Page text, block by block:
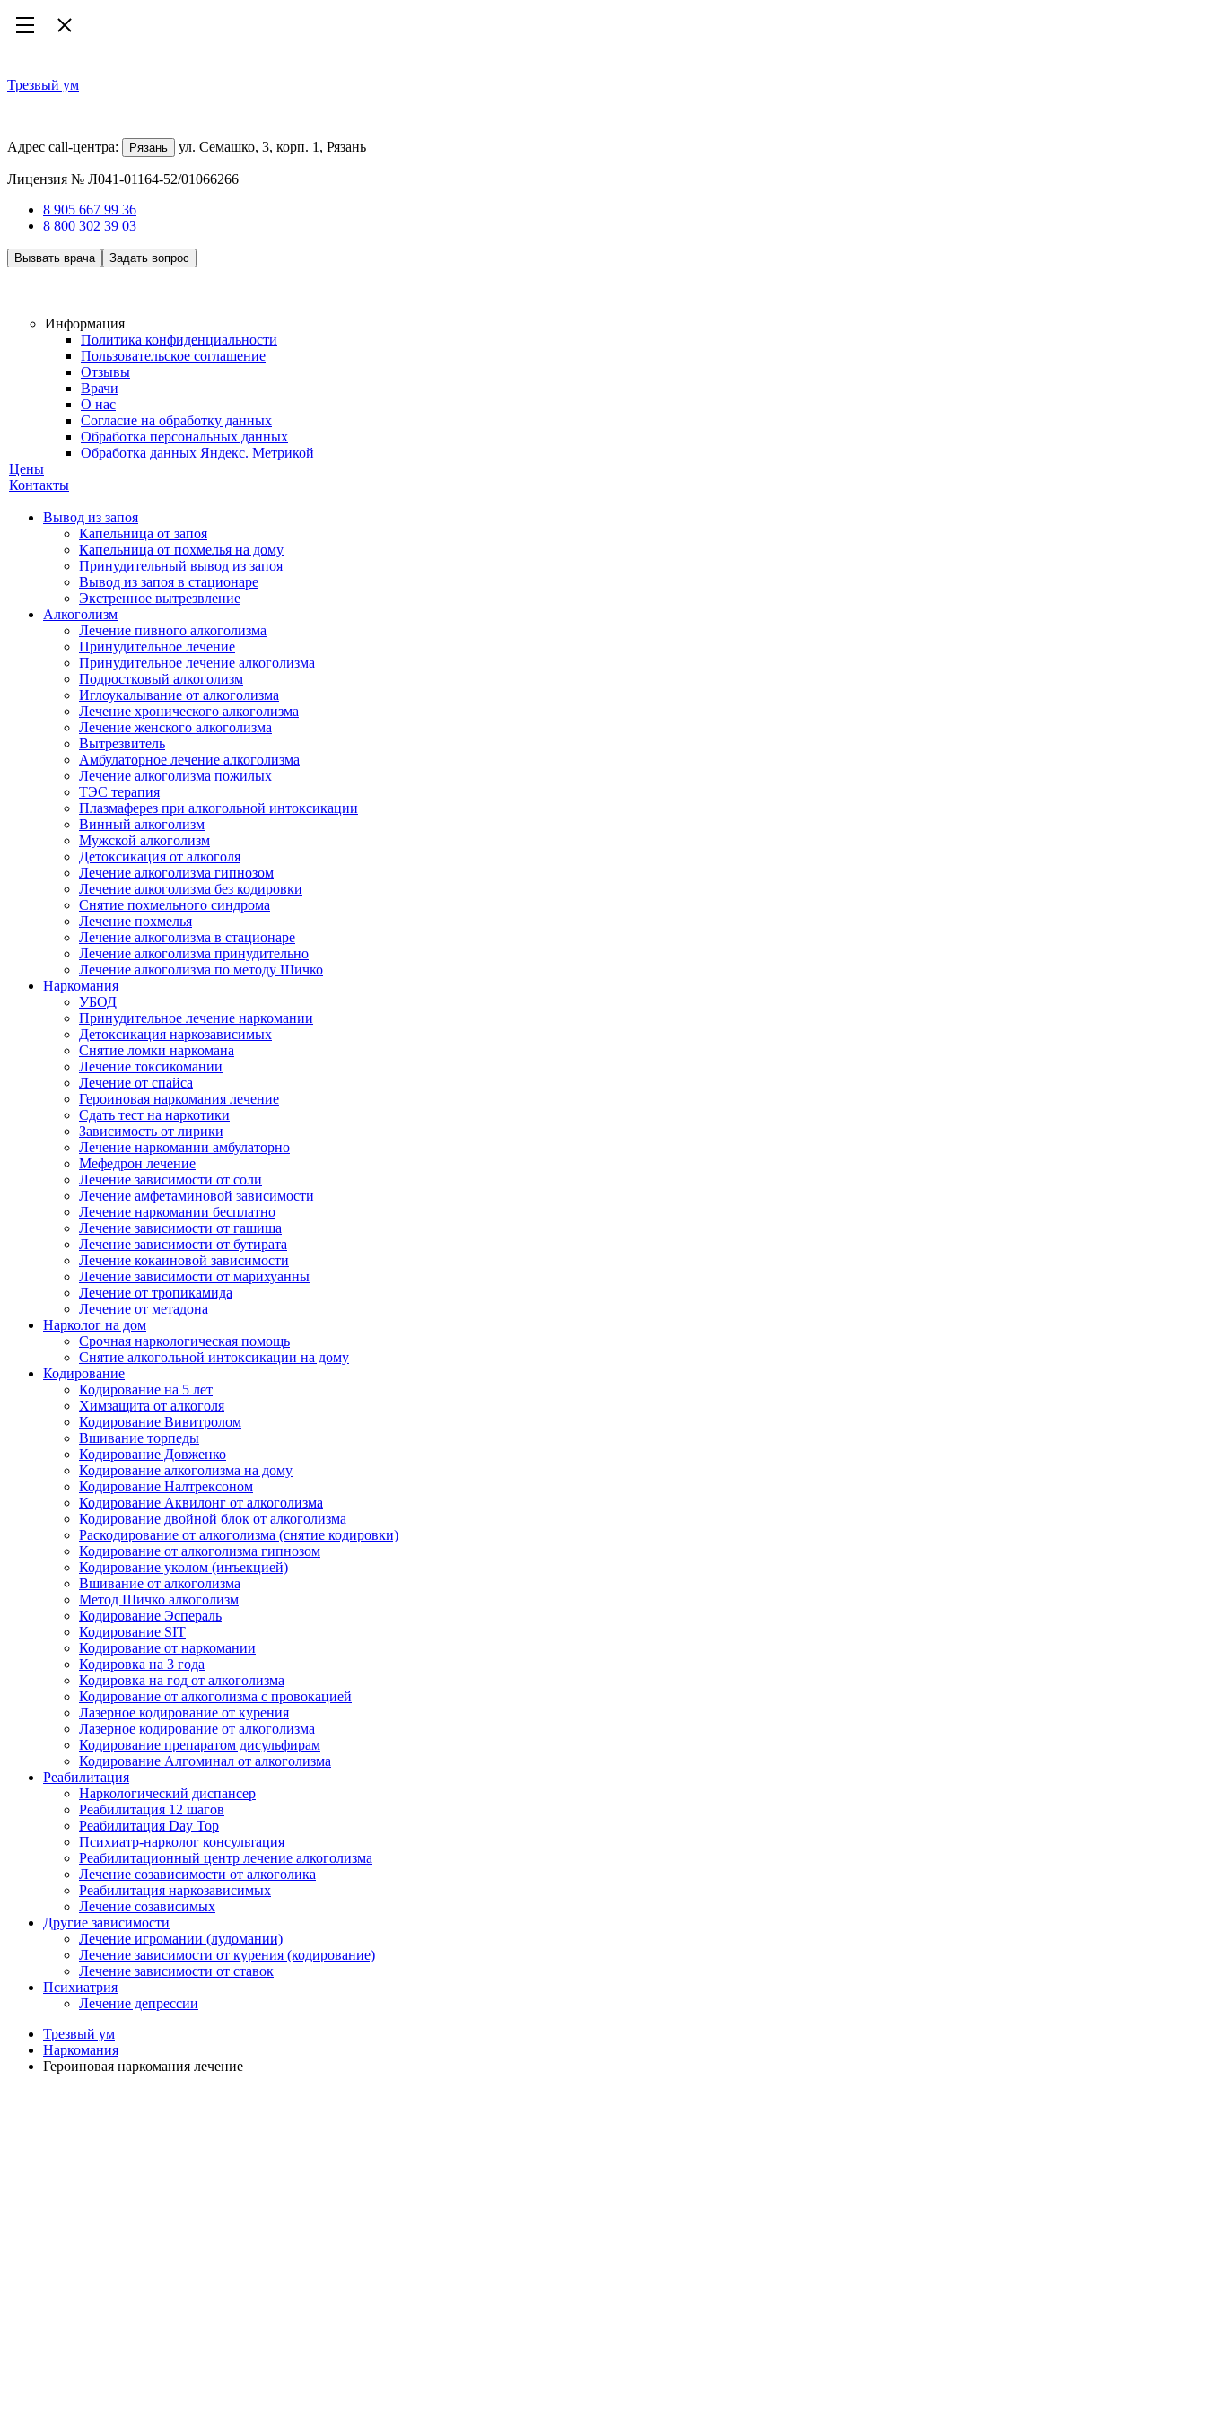
Трезвый ум
Адрес call-центра: Рязань ул. Семашко, 3, корп. 1, Рязань
Лицензия № Л041-01164-52/01066266
8 905 667 99 36
8 800 302 39 03
Вызвать врача Задать вопрос
Информация
Политика конфиденциальности
Пользовательское соглашение
Отзывы
Врачи
О нас
Согласие на обработку данных
Обработка персональных данных
Обработка данных Яндекс. Метрикой
Цены
Контакты
Вывод из запоя
Капельница от запоя
Капельница от похмелья на дому
Принудительный вывод из запоя
Вывод из запоя в стационаре
Экстренное вытрезвление
Алкоголизм
Лечение пивного алкоголизма
Принудительное лечение
Принудительное лечение алкоголизма
Подростковый алкоголизм
Иглоукалывание от алкоголизма
Лечение хронического алкоголизма
Лечение женского алкоголизма
Вытрезвитель
Амбулаторное лечение алкоголизма
Лечение алкоголизма пожилых
ТЭС терапия
Плазмаферез при алкогольной интоксикации
Винный алкоголизм
Мужской алкоголизм
Детоксикация от алкоголя
Лечение алкоголизма гипнозом
Лечение алкоголизма без кодировки
Снятие похмельного синдрома
Лечение похмелья
Лечение алкоголизма в стационаре
Лечение алкоголизма принудительно
Лечение алкоголизма по методу Шичко
Наркомания
УБОД
Принудительное лечение наркомании
Детоксикация наркозависимых
Снятие ломки наркомана
Лечение токсикомании
Лечение от спайса
Героиновая наркомания лечение
Сдать тест на наркотики
Зависимость от лирики
Лечение наркомании амбулаторно
Мефедрон лечение
Лечение зависимости от соли
Лечение амфетаминовой зависимости
Лечение наркомании бесплатно
Лечение зависимости от гашиша
Лечение зависимости от бутирата
Лечение кокаиновой зависимости
Лечение зависимости от марихуанны
Лечение от тропикамида
Лечение от метадона
Нарколог на дом
Срочная наркологическая помощь
Снятие алкогольной интоксикации на дому
Кодирование
Кодирование на 5 лет
Химзащита от алкоголя
Кодирование Вивитролом
Вшивание торпеды
Кодирование Довженко
Кодирование алкоголизма на дому
Кодирование Налтрексоном
Кодирование Аквилонг от алкоголизма
Кодирование двойной блок от алкоголизма
Раскодирование от алкоголизма (снятие кодировки)
Кодирование от алкоголизма гипнозом
Кодирование уколом (инъекцией)
Вшивание от алкоголизма
Метод Шичко алкоголизм
Кодирование Эспераль
Кодирование SIT
Кодирование от наркомании
Кодировка на 3 года
Кодировка на год от алкоголизма
Кодирование от алкоголизма с провокацией
Лазерное кодирование от курения
Лазерное кодирование от алкоголизма
Кодирование препаратом дисульфирам
Кодирование Алгоминал от алкоголизма
Реабилитация
Наркологический диспансер
Реабилитация 12 шагов
Реабилитация Day Top
Психиатр-нарколог консультация
Реабилитационный центр лечение алкоголизма
Лечение созависимости от алкоголика
Реабилитация наркозависимых
Лечение созависимых
Другие зависимости
Лечение игромании (лудомании)
Лечение зависимости от курения (кодирование)
Лечение зависимости от ставок
Психиатрия
Лечение депрессии
Трезвый ум
Наркомания
Героиновая наркомания лечение